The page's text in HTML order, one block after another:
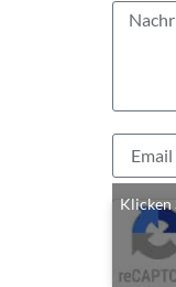
Klicken